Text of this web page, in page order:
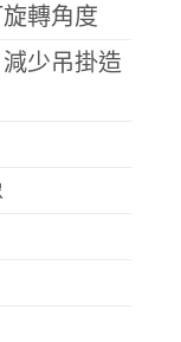
轉角度
少吊掛造